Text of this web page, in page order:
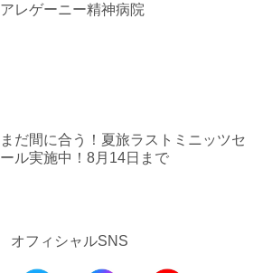
アレゲーニー精神病院
まだ間に合う！夏旅ラストミニッツセ
ール実施中！8月14日まで
オフィシャルSNS